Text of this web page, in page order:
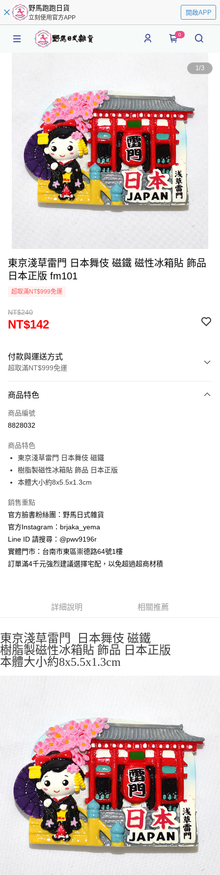
野馬跑跑日貨
立刻使用官方APP
開啟APP
0
1/3
東京淺草雷門 日本舞伎 磁鐵 磁性冰箱貼 飾品
日本正版 fm101
超取滿NT$999免運
NT$240
NT$142
付款與運送方式
超取滿NT$999免運
信用卡一次付款
信用卡分期付款
合作金庫商業銀行
華南商業銀行
上海商業儲蓄銀行
國泰世華商業銀行
匯豐（台灣）商業銀行
聯邦商業銀行
玉山商業銀行
台新國際商業銀行
台灣樂天信用卡公司
超商取貨付款
LINE Pay
街口支付
悠遊付
Google Pay
ATM付款
付款後全家取貨
每筆NT$65，滿NT$999(含以上)免運費
7-11取貨付款
每筆NT$65，滿NT$999(含以上)免運費
付款後7-11取貨
每筆NT$65，滿NT$999(含以上)免運費
宅配
每筆NT$100，滿NT$999(含以上)免運費
商品特色
商品編號
8828032
商品特色
東京淺草雷門 日本舞伎 磁鐵
樹脂製磁性冰箱貼 飾品 日本正版
本體大小約8x5.5x1.3cm
銷售重點
官方臉書粉絲團：野馬日式雜貨
官方Instagram：brjaka_yema
Line ID 請搜尋：@pwv9196r
實體門市：台南市東區崇德路64號1樓
訂單滿4千元強烈建議選擇宅配，以免超過超商材積
詳細說明 相關推薦
東京淺草雷門
日本舞伎 磁鐵
樹脂製磁性冰箱貼 飾品 日本正版
本體大小約8x5.5x1.3cm